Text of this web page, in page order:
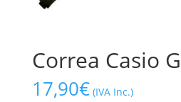
Correa Casio
17,90€ (IVA Inc.)